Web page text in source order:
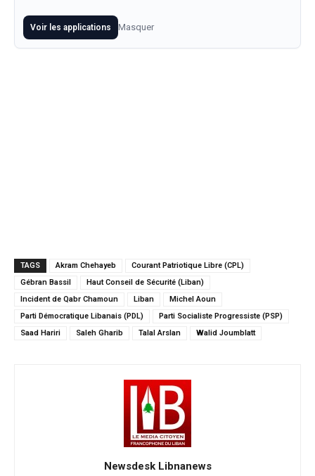
Voir les applications Masquer
TAGS Akram Chehayeb
Courant Patriotique Libre (CPL)
Gébran Bassil
Haut Conseil de Sécurité (Liban)
Incident de Qabr Chamoun
Liban
Michel Aoun
Parti Démocratique Libanais (PDL)
Parti Socialiste Progressiste (PSP)
Saad Hariri
Saleh Gharib Talal Arslan Walid Joumblatt
Newsdesk Libnanews